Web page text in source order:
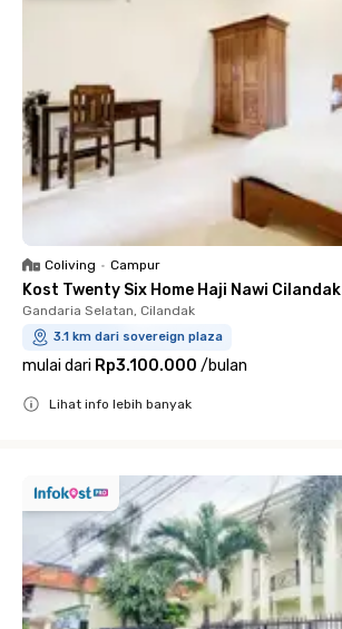
Coliving • Campur
Kost Twenty Six Home Haji Nawi Cilandak
Gandaria Selatan, Cilandak
3.1 km dari sovereign plaza
mulai dari Rp3.100.000 /bulan
Lihat info lebih banyak